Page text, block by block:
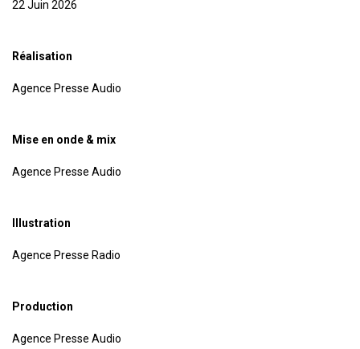
22 Juin 2026
Réalisation
Agence Presse Audio
Mise en onde & mix
Agence Presse Audio
Illustration
Agence Presse Radio
Production
Agence Presse Audio